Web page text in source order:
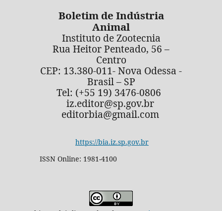
Boletim de Indústria
Animal
Instituto de Zootecnia
Rua Heitor Penteado, 56 –
Centro
CEP: 13.380-011- Nova Odessa -
Brasil – SP
Tel: (+55 19) 3476-0806
iz.editor@sp.gov.br
editorbia@gmail.com
https://bia.iz.sp.gov.br
ISSN Online: 1981-4100